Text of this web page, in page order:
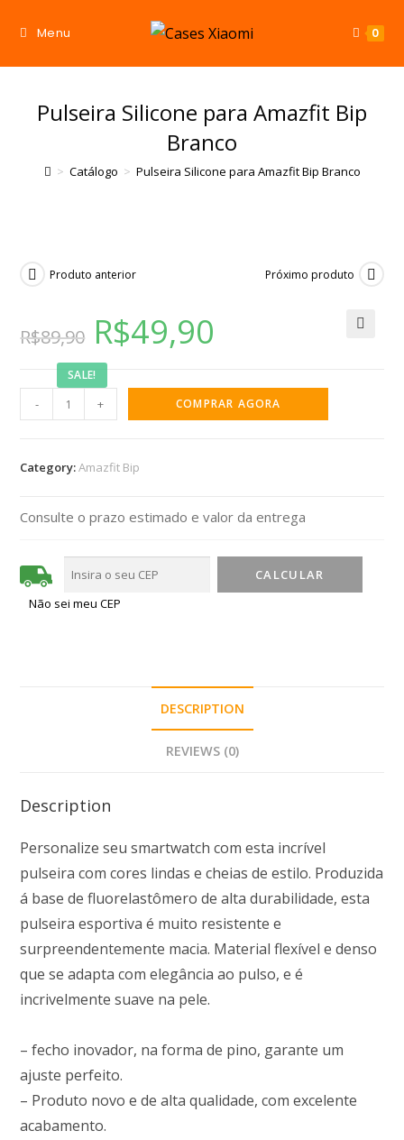
Menu 0
Pulseira Silicone para Amazfit Bip
Branco
> Catálogo > Pulseira Silicone para Amazfit Bip Branco
SALE!
Produto anterior Próximo produto
R$89,90 R$49,90
- + COMPRAR AGORA
Category:Amazfit Bip
Consulte o prazo estimado e valor da entrega
Não sei meu CEP
DESCRIPTION
REVIEWS (0)
Description
Personalize seu smartwatch com esta incrível
pulseira com cores lindas e cheias de estilo. Produzida
á base de fluorelastômero de alta durabilidade, esta
pulseira esportiva é muito resistente e
surpreendentemente macia. Material flexível e denso
que se adapta com elegância ao pulso, e é
incrivelmente suave na pele.
– fecho inovador, na forma de pino, garante um
ajuste perfeito.
– Produto novo e de alta qualidade, com excelente
acabamento.